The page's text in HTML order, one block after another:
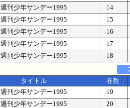
週刊少年サンデー1995
14
週刊少年サンデー1995
15
週刊少年サンデー1995
16
週刊少年サンデー1995
17
週刊少年サンデー1995 18
タイトル
巻数
週刊少年サンデー1995
19
週刊少年サンデー1995
20